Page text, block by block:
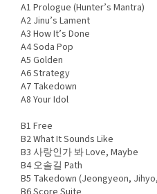
A1 Prologue (Hunter’s Mantra)
A2 Jinu’s Lament
A3 How It’s Done
A4 Soda Pop
A5 Golden
A6 Strategy
A7 Takedown
A8 Your Idol
B1 Free
B2 What It Sounds Like
B3 사랑인가 봐 Love, Maybe
B4 오솔길 Path
B5 Takedown (Jeongyeon,